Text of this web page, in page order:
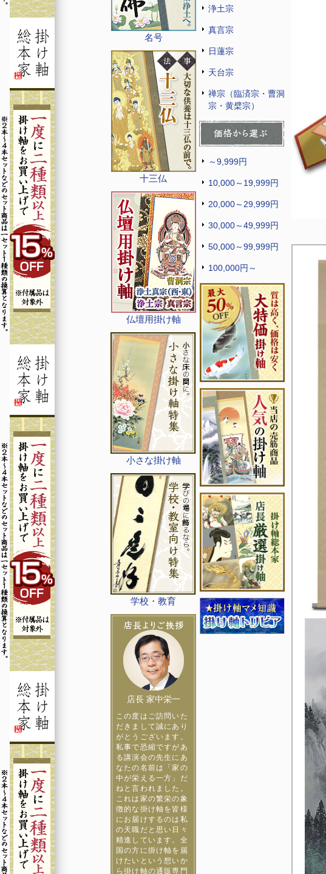
名号
十三仏
仏壇用掛け軸
小さな掛け軸
学校・教育
店長 家中栄一
この度はご訪問いた
だきまして誠にあり
がとうございます。
私事で恐縮ですがあ
る講演会の先生にあ
なたの名前は「家の
中が栄える一方」だ
ねと言われました。
これは家の繁栄の象
徴的な掛け軸を皆様
にお届けするのは私
の天職だと思い日々
精進しています。全
国の方に掛け軸を届
けたいという想いか
ら掛け軸の通販専門
浄土宗
真言宗
日蓮宗
天台宗
禅宗（臨済宗・曹洞
宗・黄檗宗）
～9,999円
10,000～19,999円
20,000～29,999円
30,000～49,999円
50,000～99,999円
100,000円～